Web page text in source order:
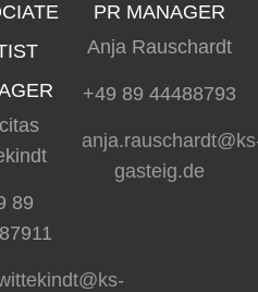
89
PR MANAGER
Anja Rauschardt
+49 89 44488793
gasteig.de